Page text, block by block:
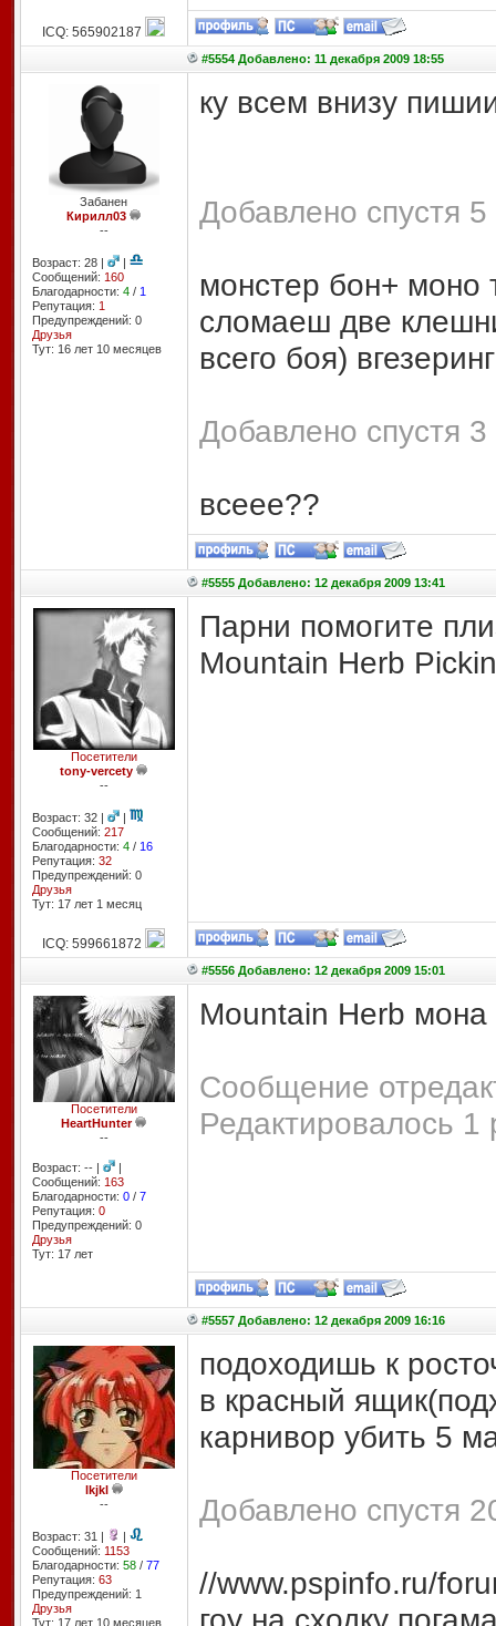
ICQ: 565902187
#5554 Добавлено: 11 декабря 2009 18:55
Забанен
Кирилл03
--
Возраст: 28 |
|
Сообщений: 160
Благодарности: 4/ 1
Репутация: 1
Предупреждений: 0
Друзья
Тут: 16 лет 10 месяцев
ку всем внизу
Добавлено спустя
монстер бон+ моно
сломаеш две
всего боя)
Добавлено спустя
всеее??
#5555 Добавлено: 12 декабря 2009 13:41
Посетители
tony-vercety
--
Возраст: 32 |
|
Сообщений: 217
Благодарности: 4/ 16
Репутация: 32
Предупреждений: 0
Друзья
Тут: 17 лет 1 месяц
Парни помогите
Mountain Herb
ICQ: 599661872
#5556 Добавлено: 12 декабря 2009 15:01
Посетители
HeartHunter
--
Возраст: -- |
|
Сообщений: 163
Благодарности: 0/ 7
Репутация: 0
Предупреждений: 0
Друзья
Тут: 17 лет
Mountain Herb
Сообщение
Редактировалось 1
#5557 Добавлено: 12 декабря 2009 16:16
Посетители
lkjkl
--
Возраст: 31 |
|
Сообщений: 1153
Благодарности: 58/ 77
Репутация: 63
Предупреждений: 1
Друзья
Тут: 17 лет 10 месяцев
подоходишь к
в красный
карнивор убить 5
Добавлено спустя
//www.pspinfo.ru/